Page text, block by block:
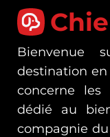
Bienvenue
destination
concerne
dédié au
compagnie